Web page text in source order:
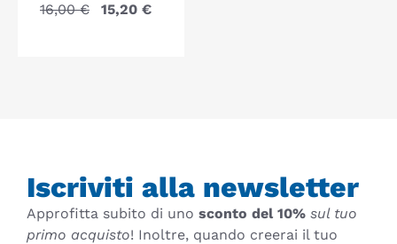
16,00€ 15,20 €
Iscriviti alla newsletter
Approfitta subito di uno sconto del 10% sul tuo
primo acquisto! Inoltre, quando creerai il tuo